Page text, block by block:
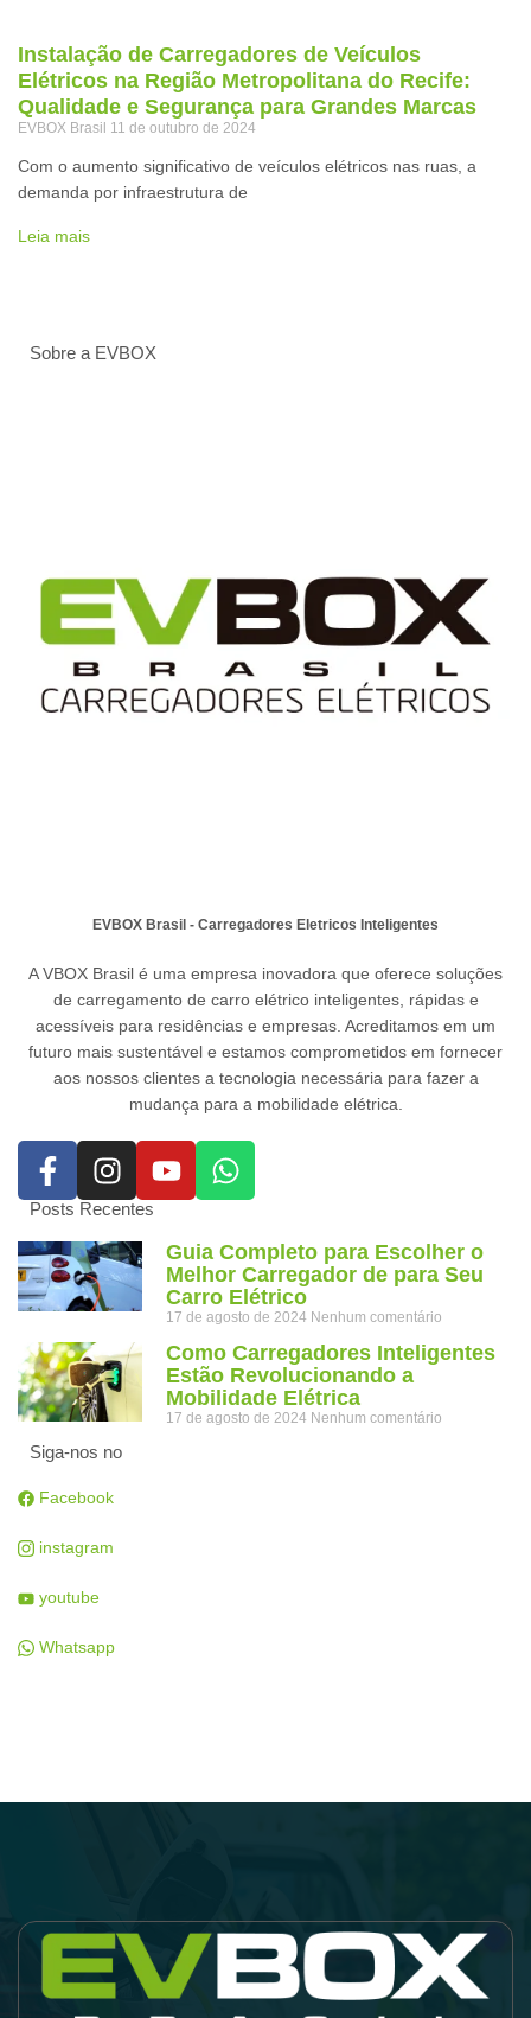
Instalação de Carregadores de Veículos
Elétricos na Região Metropolitana do Recife:
Qualidade e Segurança para Grandes Marcas
EVBOX Brasil 11 de outubro de 2024
Com o aumento significativo de veículos elétricos nas ruas, a
demanda por infraestrutura de
Leia mais
Sobre a EVBOX
EVBOX Brasil - Carregadores Eletricos Inteligentes
A VBOX Brasil é uma empresa inovadora que oferece soluções
de carregamento de carro elétrico inteligentes, rápidas e
acessíveis para residências e empresas. Acreditamos em um
futuro mais sustentável e estamos comprometidos em fornecer
aos nossos clientes a tecnologia necessária para fazer a
mudança para a mobilidade elétrica.
Posts Recentes
Guia Completo para Escolher o
Melhor Carregador de para Seu
Carro Elétrico
17 de agosto de 2024 Nenhum comentário
Como Carregadores Inteligentes
Estão Revolucionando a
Mobilidade Elétrica
17 de agosto de 2024 Nenhum comentário
Siga-nos no
Facebook
instagram
youtube
Whatsapp